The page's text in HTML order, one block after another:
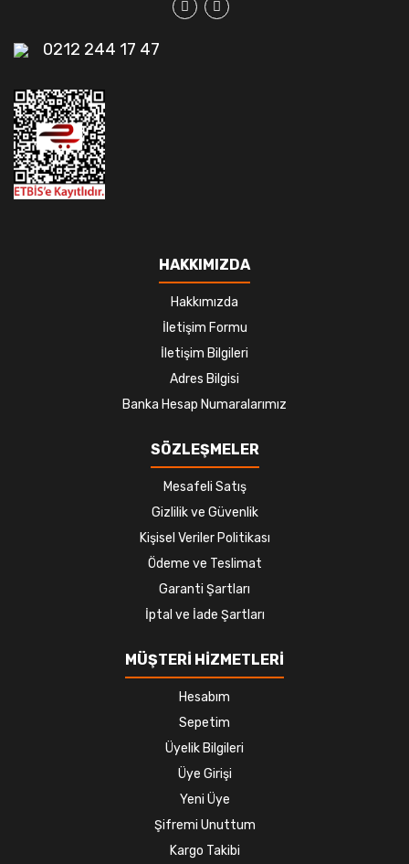
0212 244 17 47
HAKKIMIZDA
Hakkımızda
İletişim Formu
İletişim Bilgileri
Adres Bilgisi
Banka Hesap Numaralarımız
SÖZLEŞMELER
Mesafeli Satış
Gizlilik ve Güvenlik
Kişisel Veriler Politikası
Ödeme ve Teslimat
Garanti Şartları
İptal ve İade Şartları
MÜŞTERİ HİZMETLERİ
Hesabım
Sepetim
Üyelik Bilgileri
Üye Girişi
Yeni Üye
Şifremi Unuttum
Kargo Takibi